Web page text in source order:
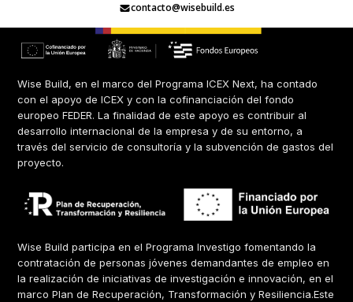
Wise Build, en el marco del Programa ICEX Next, ha contado
con el apoyo de ICEX y con la cofinanciación del fondo
europeo FEDER. La finalidad de este apoyo es contribuir al
desarrollo internacional de la empresa y de su entorno, a
través del servicio de consultoría y la subvención de gastos del
proyecto.
Wise Build participa en el Programa Investigo fomentando la
contratación de personas jóvenes demandantes de empleo en
la realización de iniciativas de investigación e innovación, en el
marco Plan de Recuperación, Transformación y Resiliencia.Este
contacto@wisebuild.es